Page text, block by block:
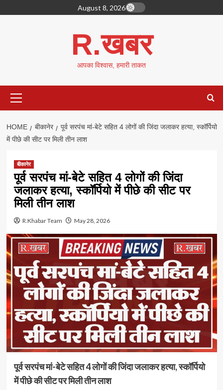
to
August 8, 2026
R.खबर
आपका विश्वास, हमारी ताकत
Menu
HOME बीकानेर
पूर्व सरपंच मां-बेटे सहित 4 लोगों की जिंदा जलाकर हत्या, स्कॉर्पियो
में पीछे की सीट पर मिली तीन लाश
बीकानेर
पूर्व सरपंच मां-बेटे सहित 4 लोगों की जिंदा
जलाकर हत्या, स्कॉर्पियो में पीछे की सीट पर
मिली तीन लाश
R.Khabar Team May 28, 2026
पूर्व सरपंच मां-बेटे सहित 4 लोगों की जिंदा जलाकर हत्या, स्कॉर्पियो
में पीछे की सीट पर मिली तीन लाश